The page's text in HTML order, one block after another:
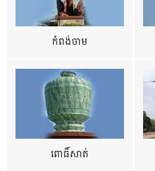
កំពង់ចាម
ពោធិ៍សាត់